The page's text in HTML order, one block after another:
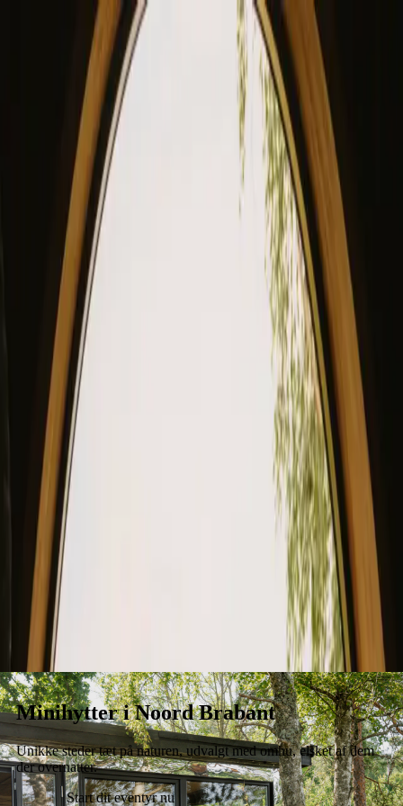
View our site in English? Click here
Ophold Gavekort
Minihytter i Noord Brabant
Unikke steder tæt på naturen, udvalgt med omhu, elsket af dem
der overnatter.
Start dit eventyr nu